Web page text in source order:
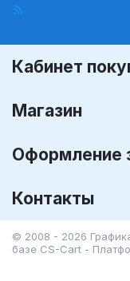
Кабинет
Магазин
Оформление
Контакты
© 2008 - 2026
базе CS-Cart -